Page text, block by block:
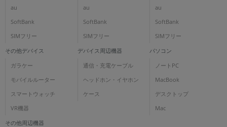
au
SoftBank
SIMフリー
au
SoftBank
SIMフリー
au
SoftBank
SIMフリー
その他デバイス
ガラケー
モバイルルーター
スマートウォッチ
VR機器
デバイス周辺機器
通信・充電ケーブル
ヘッドホン・イヤホン
ケース
パソコン
ノートPC
MacBook
デスクトップ
Mac
その他周辺機器